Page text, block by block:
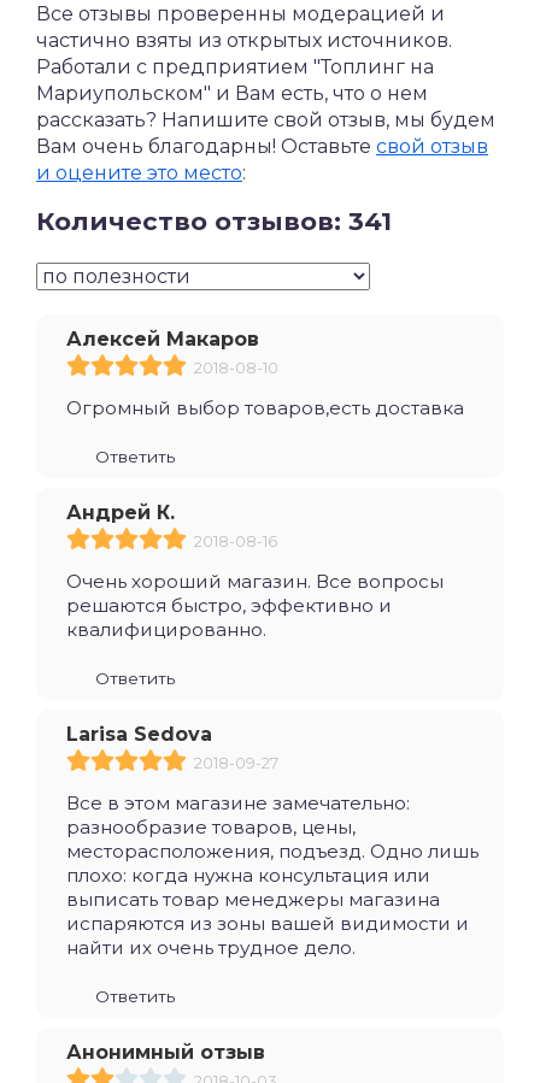
Все отзывы проверенны модерацией и
частично взяты из открытых источников.
Работали с предприятием "Топлинг на
Мариупольском" и Вам есть, что о нем
рассказать? Напишите свой отзыв, мы будем
Вам очень благодарны! Оставьте свой отзыв
и оцените это место:
Количество отзывов: 341
Алексей Макаров
2018-08-10
Огромный выбор товаров,есть доставка
Ответить
Андрей К.
2018-08-16
Очень хороший магазин. Все вопросы
решаются быстро, эффективно и
квалифицированно.
Ответить
Larisa Sedova
2018-09-27
Все в этом магазине замечательно:
разнообразие товаров, цены,
месторасположения, подъезд. Одно лишь
плохо: когда нужна консультация или
выписать товар менеджеры магазина
испаряются из зоны вашей видимости и
найти их очень трудное дело.
Ответить
Анонимный отзыв